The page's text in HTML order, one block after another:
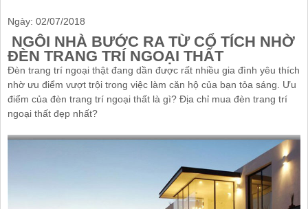
Step Light
Track Light
Spot Light
Wall Light
Đèn Ceilling Light
Đèn Vách
Đèn Tường Trang Trí
Đèn Chùm Pha Lê Tiệp Khắc
Đèn Thả
Liên hệ
Ngày: 02/07/2018
NGÔI NHÀ BƯỚC RA TỪ CỔ TÍCH NHỜ
ĐÈN TRANG TRÍ NGOẠI THẤT
Đèn trang trí ngoại thật đang dần được rất nhiều gia đình yêu thích
nhờ ưu điểm vượt trội trong việc làm căn hộ của bạn tỏa sáng. Ưu
điểm của đèn trang trí ngoại thất là gì? Địa chỉ mua đèn trang trí
ngoại thất đẹp nhất?